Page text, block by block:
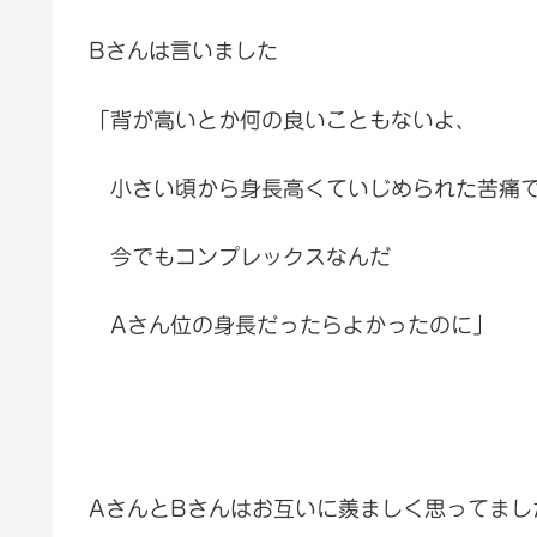
Bさんは言いました
「背が高いとか何の良いこともないよ、
小さい頃から身長高くていじめられた苦痛
今でもコンプレックスなんだ
Aさん位の身長だったらよかったのに」
AさんとBさんはお互いに羨ましく思ってまし